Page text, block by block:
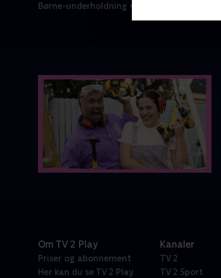
Børne-underholdning • 3 sæsoner
Om TV 2 Play
Priser og abonnement
Her kan du se TV 2 Play
Kanaler
TV 2
TV 2 Sport